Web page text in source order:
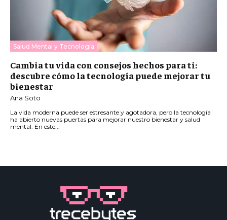
Salud Mental y Tecnología
Cambia tu vida con consejos hechos para ti:
descubre cómo la tecnología puede mejorar tu
bienestar
Ana Soto
La vida moderna puede ser estresante y agotadora, pero la tecnología
ha abierto nuevas puertas para mejorar nuestro bienestar y salud
mental. En este...